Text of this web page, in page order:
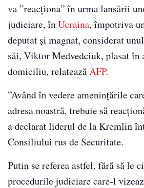
va ”reacţiona” în urma lansării
judiciare, înUcraina, împotriva
deputat şi magnat, considerat
săi, Viktor Medvedciuk, plasat în
domiciliu, relateazăAFP.
”Având în vedere ameninţările
adresa noastră, trebuie să
a declarat liderul de la Kremlin
Consiliului rus de Securitate.
Putin se referea astfel, fără să le
procedurile judiciare care-l